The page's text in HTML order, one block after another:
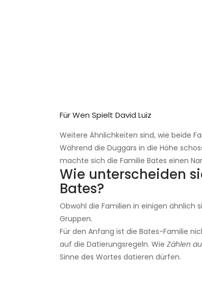
Für Wen Spielt David Luiz
Weitere Ähnlichkeiten sind, wie beide
Während die Duggars in die Höhe
machte sich die Familie Bates einen
Wie unterscheiden
Bates?
Obwohl die Familien in einigen ähnlich
Gruppen.
Für den Anfang ist die Bates-Familie
auf die Datierungsregeln. Wie Zählen
Sinne des Wortes datieren dürfen.